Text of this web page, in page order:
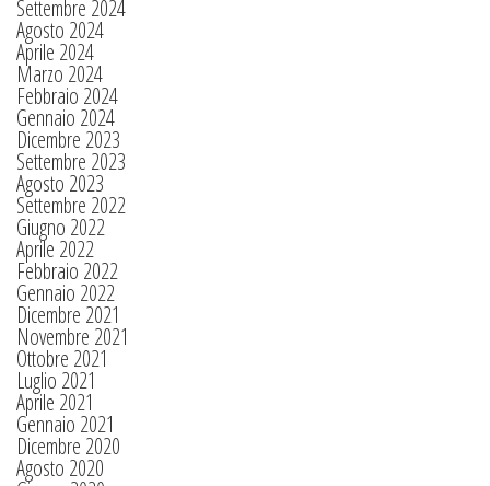
Settembre 2024
Agosto 2024
Aprile 2024
Marzo 2024
Febbraio 2024
Gennaio 2024
Dicembre 2023
Settembre 2023
Agosto 2023
Settembre 2022
Giugno 2022
Aprile 2022
Febbraio 2022
Gennaio 2022
Dicembre 2021
Novembre 2021
Ottobre 2021
Luglio 2021
Aprile 2021
Gennaio 2021
Dicembre 2020
Agosto 2020